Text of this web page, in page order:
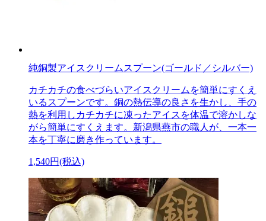
純銅製アイスクリームスプーン(ゴールド／シルバー)
カチカチの食べづらいアイスクリームを簡単にすくえ
いるスプーンです。銅の熱伝導の良さを生かし、手の
熱を利用しカチカチに凍ったアイスを体温で溶かしな
がら簡単にすくえます。新潟県燕市の職人が、一本一
本を丁寧に磨き作っています。
1,540円(税込)